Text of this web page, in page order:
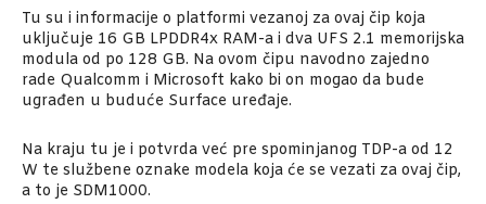
Tu su i informacije o platformi vezanoj za ovaj čip koja
uključuje 16 GB LPDDR4x RAM-a i dva UFS 2.1 memorijska
modula od po 128 GB. Na ovom čipu navodno zajedno
rade Qualcomm i Microsoft kako bi on mogao da bude
ugrađen u buduće Surface uređaje.
Na kraju tu je i potvrda već pre spominjanog TDP-a od 12
W te službene oznake modela koja će se vezati za ovaj čip,
a to je SDM1000.